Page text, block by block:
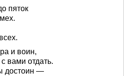
пяток
и воин,
вами отдать.
достоин —